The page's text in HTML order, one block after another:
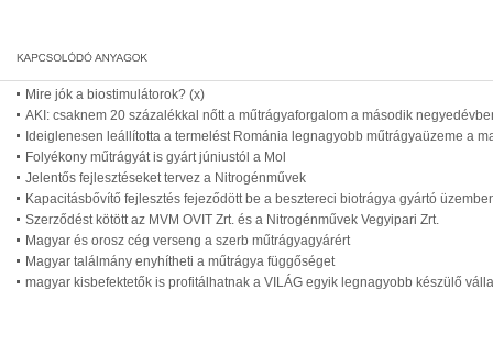
Mire jók a biostimulátorok? (x)
AKI: csaknem 20 százalékkal nőtt a műtrágyaforgalom a második
Ideiglenesen leállította a termelést Románia legnagyobb műtrágyaüzeme a
Folyékony műtrágyát is gyárt júniustól a Mol
Jelentős fejlesztéseket tervez a Nitrogénművek
Kapacitásbővítő fejlesztés fejeződött be a besztereci biotrágya gyártó
Szerződést kötött az MVM OVIT Zrt. és a Nitrogénművek Vegyipari Zrt.
Magyar és orosz cég verseng a szerb műtrágyagyárért
Magyar találmány enyhítheti a műtrágya függőséget
magyar kisbefektetők is profitálhatnak a VILÁG egyik legnagyobb készülő